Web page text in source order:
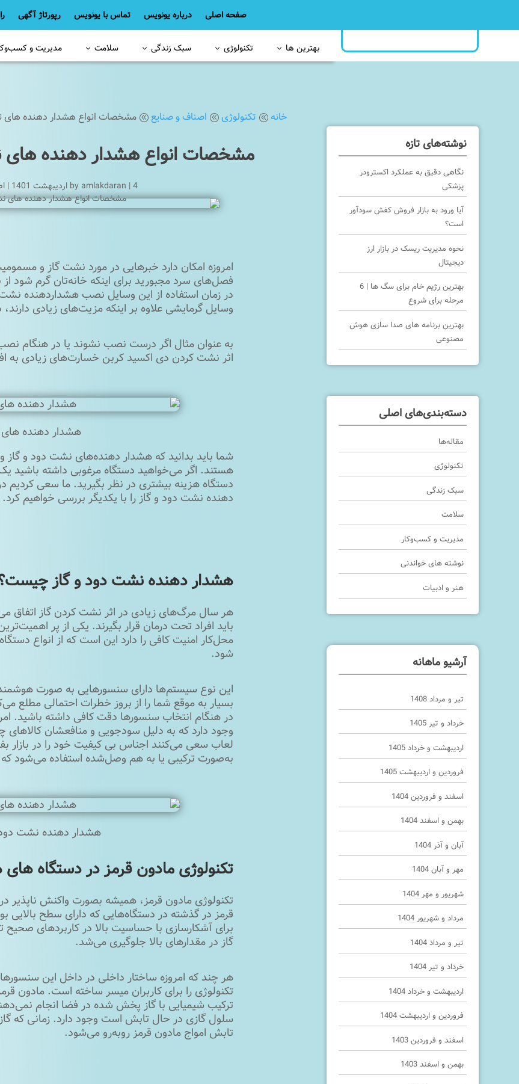
صفحه اصلی درباره یونویس تماس با یونویس رپورتاژ آگهی
بهترین ها تکنولوژی سبک زندگی سلامت مدیریت و
خانه @ تکنولوژی @ اصناف و صنایع @ مشخصات انواع هشدار دهنده
مشخصات انواع هشدار دهنده
by amlakdaran |4 اردیبهشت 1401 |
امروزه امکان دارد خبرهایی در مورد نشت گاز و
فصل‌های سرد مجبورید برای اینکه خانه‌تان گرم شود
در زمان استفاده از این وسایل نصب هشداردهنده
وسایل گرمایشی علاوه بر اینکه مزیت‌های زیادی
به عنوان مثال اگر درست نصب نشوند یا در هنگام
اثر نشت کردن دی ‌اکسید کربن خسارت‌های زیادی به
هشدار دهنده
شما باید بدانید که هشدار دهنده‌های نشت دود و
هستند. اگر می‌‌خواهید دستگاه مرغوبی داشته باشید
دستگاه هزینه بیشتری در نظر بگیرید. ما سعی کردیم
دهنده نشت دود و گاز را با یکدیگر بررسی خواهیم کرد.
هشدار دهنده نشت دود و گاز
هر سال مرگ‌های زیادی در اثر نشت کردن گاز اتفاق
باید افراد تحت درمان قرار بگیرند. یکی از پر
محل‌کار امنیت کافی را دارد این است که از انواع
شود.
این نوع سیستم‌ها دارای سنسورهایی به صورت
بسیار به‌ موقع شما را از بروز خطرات احتمالی مطلع
در هنگام انتخاب سنسورها دقت کافی داشته باشید.
وجود دارد که به دلیل سودجویی و منافعشان کالاهای
لعاب سعی می‌کنند اجناس بی‌ کیفیت خود را در بازار
به‌صورت ترکیبی یا به هم وصل‌شده استفاده می‌شود
هشدار دهنده نشت
تکنولوژی مادون ‌قرمز در دستگاه‌
تکنولوژی مادون ‌قرمز، همیشه بصورت واکنش
قرمز در گذشته در دستگاه‌‌هایی که دارای سطح بالایی
برای آشکارسازی با حساسیت بالا در کاربردهای
گاز در مقدارهای بالا جلوگیری می‌شد.
هر چند که امروزه ساختار داخلی‌ در داخل این
تکنولوژی را برای کاربران میسر ساخته است. مادون
ترکیب شیمیایی با گاز پخش ‌شده در فضا انجام
سلول گازی در حال تابش است وجود دارد. زمانی که
تابش امواج مادون قرمز روبه‌رو می‌شود.
نوشته‌های تازه
نگاهی دقیق به عملکرد اکسترودر
پزشکی
آیا ورود به بازار فروش کفش سودآور
است؟
نحوه مدیریت ریسک در بازار ارز
دیجیتال
بهترین رژیم خام برای سگ ها | 6
مرحله برای شروع
بهترین برنامه های صدا سازی هوش
مصنوعی
دسته‌بندی‌های اصلی
مقاله‌ها
تکنولوژی
سبک زندگی
سلامت
مدیریت و کسب‌وکار
نوشته های خواندنی
هنر و ادبیات
آرشیو ماهانه
تیر و مرداد 1408
خرداد و تیر 1405
اردیبهشت و خرداد 1405
فروردین و اردیبهشت 1405
اسفند و فروردین 1404
بهمن و اسفند 1404
آبان و آذر 1404
مهر و آبان 1404
شهریور و مهر 1404
مرداد و شهریور 1404
تیر و مرداد 1404
خرداد و تیر 1404
اردیبهشت و خرداد 1404
فروردین و اردیبهشت 1404
اسفند و فروردین 1403
بهمن و اسفند 1403